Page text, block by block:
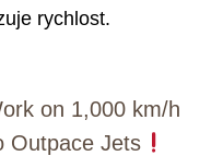
rychlost.
on 1,000 km/h
Outpace Jets